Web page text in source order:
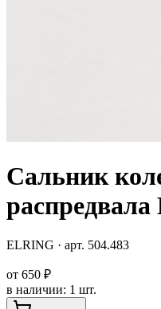
Сальник
ELRING · арт. 504.483
от 650 ₽
в наличии: 1 шт.